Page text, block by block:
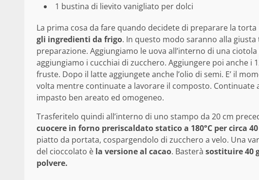
1 bustina di lievito vanigliato per dolci
La prima cosa da fare quando decidete di preparare la torta
gli ingredienti da frigo. In questo modo saranno alla
preparazione. Aggiungiamo le uova all’interno di una
aggiungiamo i cucchiai di zucchero. Aggiungere poi anche i
fruste. Dopo il latte aggiungete anche l’olio di semi. E’ il
volta mentre continuate a lavorare il composto.
impasto ben areato ed omogeneo.
Trasferitelo quindi all’interno di uno stampo da 20 cm
cuocere in forno preriscaldato statico a 180°C per circa
piatto da portata, cospargendolo di zucchero a velo. Una
del cioccolato è la versione al cacao. Basterà sostituire 40
polvere.